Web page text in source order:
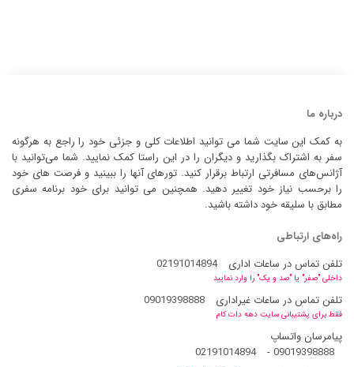
درباره ما
به کمک این سایت شما می توانید اطلاعات کلی و جزئی خود را راجع به هرگونه
سفر به اشتراک بگذارید و دیگران را در این راستا کمک نمایید. شما می‌توانید با
آژانس‌های مسافرتی ارتباط برقرار کنید. تورهای آنها را ببینید و فرصت های خود
را برحسب نیاز خود تغییر دهید. همچنین می توانید برای خود برنامه سفری
مطابق با سلیقه خود داشته باشید.
راه‌های ارتباطی
تلفن تماس در ساعات اداری
02191014894
داخلی "صفر" یا "صد و یک" را وارد نمایید
تلفن تماس در ساعات غیراداری 09019398888
فقط برای پشتیبانی سایت دهه دات کام
پیامرسان واتساپ
09019398888
-
02191014894